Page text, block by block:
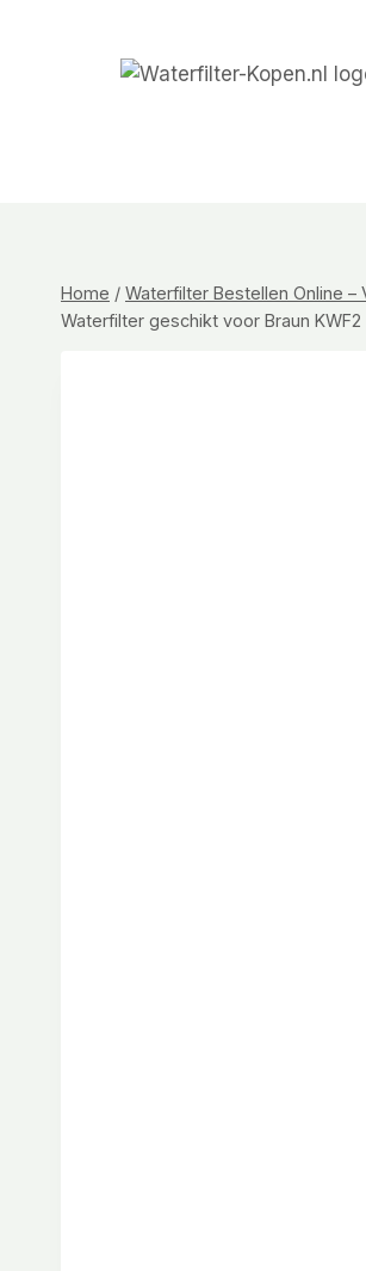
Home / Waterfilter Bestellen Online
Waterfilter geschikt voor Braun KWF2